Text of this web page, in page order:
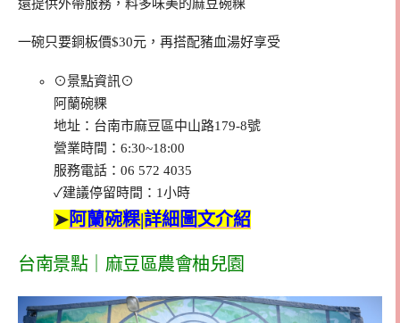
還提供外帶服務，料多味美的麻豆碗粿
一碗只要銅板價$30元，再搭配豬血湯好享受
⊙景點資訊⊙
阿蘭碗粿
地址：台南市麻豆區中山路179-8號
營業時間：6:30~18:00
服務電話：06 572 4035
✓建議停留時間：1小時
➤阿蘭碗粿|詳細圖文介紹
台南景點｜麻豆區農會柚兒園